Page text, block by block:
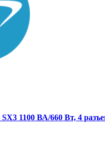
1100 ВА/660 Вт, 4